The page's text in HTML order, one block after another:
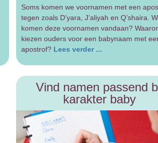
Soms komen we voornamen met een
tegen zoals D’yara, J’aliyah en Q’shaira.
komen deze voornamen vandaan?
kiezen ouders voor een babynaam met
apostrof? Lees verder ...
Vind namen passend
karakter baby